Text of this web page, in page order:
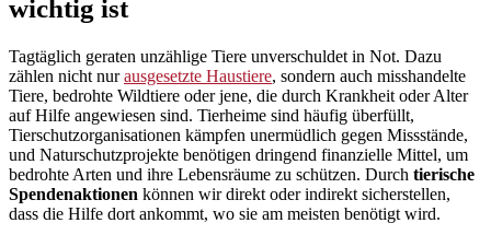
wichtig ist
Tagtäglich geraten unzählige Tiere unverschuldet in Not. Dazu
zählen nicht nurausgesetzte Haustiere, sondern auch misshandelte
Tiere, bedrohte Wildtiere oder jene, die durch Krankheit oder Alter
auf Hilfe angewiesen sind. Tierheime sind häufig überfüllt,
Tierschutzorganisationen kämpfen unermüdlich gegen Missstände,
und Naturschutzprojekte benötigen dringend finanzielle Mittel, um
bedrohte Arten und ihre Lebensräume zu schützen. Durch tierische
Spendenaktionen können wir direkt oder indirekt sicherstellen,
dass die Hilfe dort ankommt, wo sie am meisten benötigt wird.